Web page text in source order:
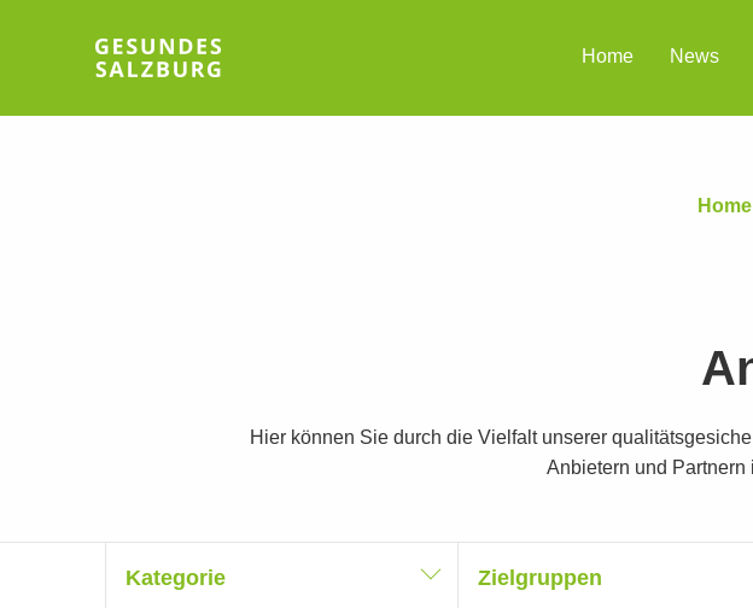
Home News
Home
Hier können Sie durch die Vielfalt unserer
Anbietern und Partnern
Kategorie Zielgruppen